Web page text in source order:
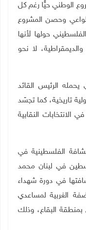
الوطني حيًّا رغم كل
الواعي وحصن المشروع
حولها لأنها
لا نحو
الرئيس القائد
تاريخية، كما تجسّد
الانتخابات النقابية
الفلسطينية في
في لبنان محمد
في دورة شهداء
الغربية لمساعدي
البقاع، وذلك